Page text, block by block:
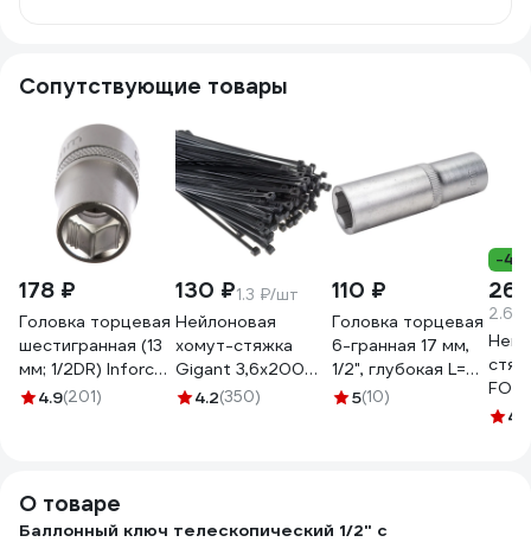
Сопутствующие товары
178 ₽
Головка торцевая
шестигранная (13
мм; 1/2DR) Inforce
11-01-476
4.9(201)
130 ₽1.3 ₽/шт
Нейлоновая
хомут-стяжка
Gigant 3,6х200
черный, 100 шт
4.2(350)
110 ₽
Головка торцевая
6-гранная 17 мм,
1/2", глубокая L=75
мм ROCKFORCE
5(10)
-
2.69
4.4
О товаре
Баллонный ключ телескопический 1/2" с